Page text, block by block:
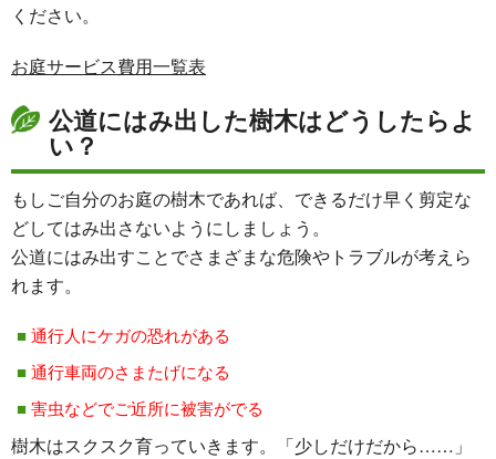
ください。
お庭サービス費用一覧表
公道にはみ出した樹木はどうしたらよ
い？
もしご自分のお庭の樹木であれば、できるだけ早く剪定な
どしてはみ出さないようにしましょう。
公道にはみ出すことでさまざまな危険やトラブルが考えら
れます。
通行人にケガの恐れがある
通行車両のさまたげになる
害虫などでご近所に被害がでる
樹木はスクスク育っていきます。「少しだけだから……」